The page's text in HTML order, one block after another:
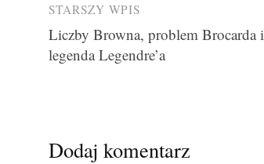
Post
navigation
STARSZY WPIS
Liczby Browna, problem Brocarda i
legenda Legendre’a
Dodaj komentarz